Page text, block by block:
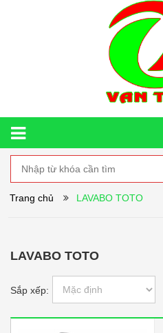
Trang chủ LAVABO TOTO
LAVABO TOTO
Sắp xếp: